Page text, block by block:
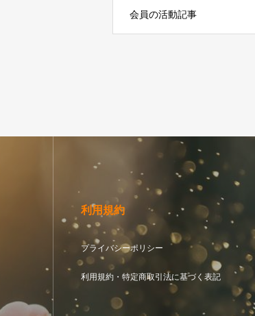
会員の活動記事
利用規約
プライバシーポリシー
利用規約・特定商取引法に基づく表記